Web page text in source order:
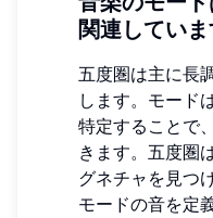
関連していま
五度圏は主に長
します。モード
特定することで
きます。五度圏
グネチャを見つ
モードの音を定